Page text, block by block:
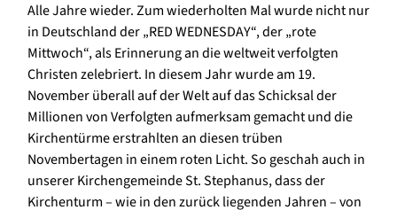
Alle Jahre wieder. Zum wiederholten Mal wurde nicht nur
in Deutschland der „RED WEDNESDAY“, der „rote
Mittwoch“, als Erinnerung an die weltweit verfolgten
Christen zelebriert. In diesem Jahr wurde am 19.
November überall auf der Welt auf das Schicksal der
Millionen von Verfolgten aufmerksam gemacht und die
Kirchentürme erstrahlten an diesen trüben
Novembertagen in einem roten Licht. So geschah auch in
unserer Kirchengemeinde St. Stephanus, dass der
Kirchenturm – wie in den zurück liegenden Jahren – von